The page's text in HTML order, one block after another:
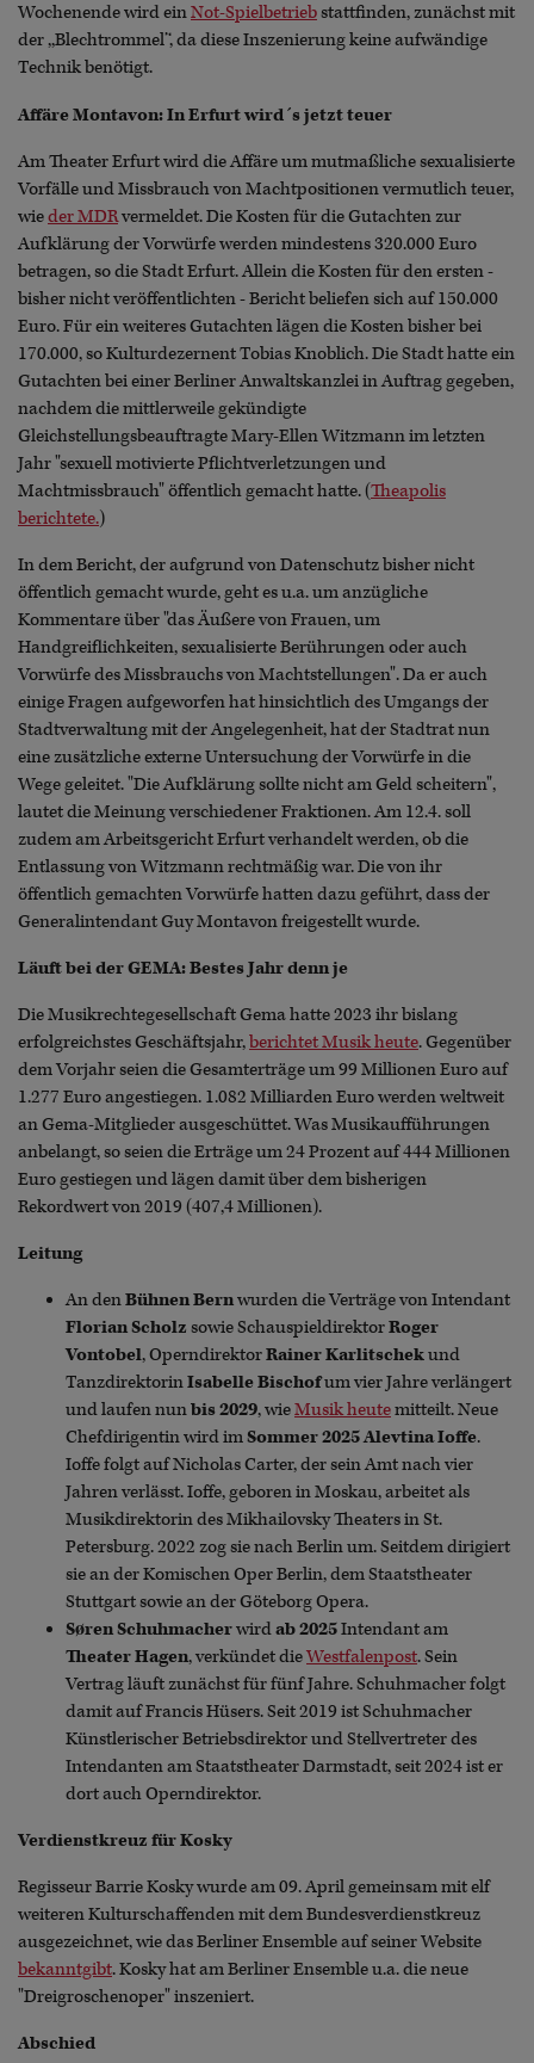
Wochenende wird einNot-Spielbetriebstattfinden, zunächst mit
der ,,Blechtrommel’‘, da diese Inszenierung keine aufwändige
Technik benötigt.
Affäre Montavon: In Erfurt wird´s jetzt teuer
Am Theater Erfurt wird die Affäre um mutmaßliche sexualisierte
Vorfälle und Missbrauch von Machtpositionen vermutlich teuer,
wieder MDRvermeldet. Die Kosten für die Gutachten zur
Aufklärung der Vorwürfe werden mindestens 320.000 Euro
betragen, so die Stadt Erfurt. Allein die Kosten für den ersten -
bisher nicht veröffentlichten - Bericht beliefen sich auf 150.000
Euro. Für ein weiteres Gutachten lägen die Kosten bisher bei
170.000, so Kulturdezernent Tobias Knoblich. Die Stadt hatte ein
Gutachten bei einer Berliner Anwaltskanzlei in Auftrag gegeben,
nachdem die mittlerweile gekündigte
Gleichstellungsbeauftragte Mary-Ellen Witzmann im letzten
Jahr "sexuell motivierte Pflichtverletzungen und
Machtmissbrauch" öffentlich gemacht hatte. (Theapolis
berichtete.)
In dem Bericht, der aufgrund von Datenschutz bisher nicht
öffentlich gemacht wurde, geht es u.a. um anzügliche
Kommentare über "das Äußere von Frauen, um
Handgreiflichkeiten, sexualisierte Berührungen oder auch
Vorwürfe des Missbrauchs von Machtstellungen". Da er auch
einige Fragen aufgeworfen hat hinsichtlich des Umgangs der
Stadtverwaltung mit der Angelegenheit, hat der Stadtrat nun
eine zusätzliche externe Untersuchung der Vorwürfe in die
Wege geleitet. "Die Aufklärung sollte nicht am Geld scheitern",
lautet die Meinung verschiedener Fraktionen. Am 12.4. soll
zudem am Arbeitsgericht Erfurt verhandelt werden, ob die
Entlassung von Witzmann rechtmäßig war. Die von ihr
öffentlich gemachten Vorwürfe hatten dazu geführt, dass der
Generalintendant Guy Montavon freigestellt wurde.
Läuft bei der GEMA: Bestes Jahr denn je
Die Musikrechtegesellschaft Gema hatte 2023 ihr bislang
erfolgreichstes Geschäftsjahr,berichtet Musik heute. Gegenüber
dem Vorjahr seien die Gesamterträge um 99 Millionen Euro auf
1.277 Euro angestiegen. 1.082 Milliarden Euro werden weltweit
an Gema-Mitglieder ausgeschüttet. Was Musikaufführungen
anbelangt, so seien die Erträge um 24 Prozent auf 444 Millionen
Euro gestiegen und lägen damit über dem bisherigen
Rekordwert von 2019 (407,4 Millionen).
Leitung
An denBühnen Bernwurden die Verträge von Intendant
Florian Scholz sowie SchauspieldirektorRoger
Vontobel, OperndirektorRainer Karlitschekund
TanzdirektorinIsabelle Bischofum vier Jahre verlängert
und laufen nunbis 2029, wieMusik heutemitteilt. Neue
Chefdirigentin wird imSommer 2025Alevtina Ioffe.
Ioffe folgt auf Nicholas Carter, der sein Amt nach vier
Jahren verlässt. Ioffe, geboren in Moskau, arbeitet als
Musikdirektorin des Mikhailovsky Theaters in St.
Petersburg. 2022 zog sie nach Berlin um. Seitdem dirigiert
sie an der Komischen Oper Berlin, dem Staatstheater
Stuttgart sowie an der Göteborg Opera.
Søren Schuhmacherwirdab 2025Intendant am
Theater Hagen, verkündet dieWestfalenpost. Sein
Vertrag läuft zunächst für fünf Jahre. Schuhmacher folgt
damit auf Francis Hüsers. Seit 2019 ist Schuhmacher
Künstlerischer Betriebsdirektor und Stellvertreter des
Intendanten am Staatstheater Darmstadt, seit 2024 ist er
dort auch Operndirektor.
Verdienstkreuz für Kosky
Regisseur Barrie Kosky wurde am 09. April gemeinsam mit elf
weiteren Kulturschaffenden mit dem Bundesverdienstkreuz
ausgezeichnet, wie das Berliner Ensemble auf seiner Website
bekanntgibt. Kosky hat am Berliner Ensemble u.a. die neue
"Dreigroschenoper" inszeniert.
Abschied